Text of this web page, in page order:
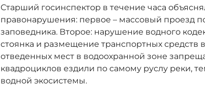
Старший госинспектор в течение часа
правонарушения: первое – массовый проезд
заповедника. Второе: нарушение водного
стоянка и размещение транспортных средств
отведенных мест в водоохранной зоне
квадроциклов ездили по самому руслу реки,
водной экосистемы.